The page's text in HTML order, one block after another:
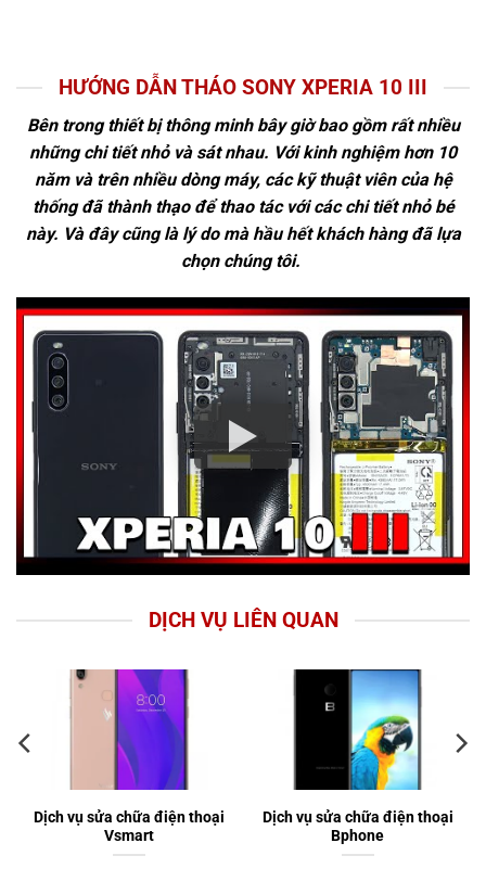
HƯỚNG DẪN THÁO SONY XPERIA 10 III
Bên trong thiết bị thông minh bây giờ bao gồm rất nhiều
những chi tiết nhỏ và sát nhau. Với kinh nghiệm hơn 10
năm và trên nhiều dòng máy, các kỹ thuật viên của hệ
thống đã thành thạo để thao tác với các chi tiết nhỏ bé
này. Và đây cũng là lý do mà hầu hết khách hàng đã lựa
chọn chúng tôi.
DỊCH VỤ LIÊN QUAN
Dịch vụ sửa chữa điện thoại
Vsmart
Dịch vụ sửa chữa điện thoại
Bphone